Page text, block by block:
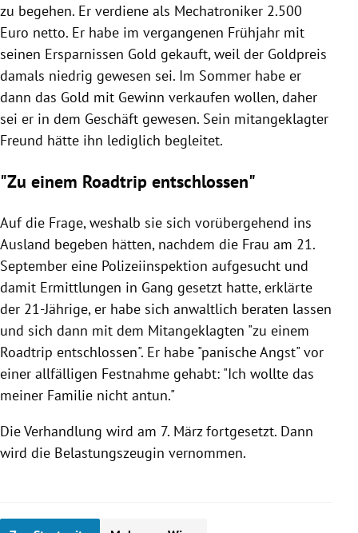
zu begehen. Er verdiene als Mechatroniker 2.500
Euro netto. Er habe im vergangenen Frühjahr mit
seinen Ersparnissen Gold gekauft, weil der Goldpreis
damals niedrig gewesen sei. Im Sommer habe er
dann das Gold mit Gewinn verkaufen wollen, daher
sei er in dem Geschäft gewesen. Sein mitangeklagter
Freund hätte ihn lediglich begleitet.
"Zu einem Roadtrip entschlossen"
Auf die Frage, weshalb sie sich vorübergehend ins
Ausland begeben hätten, nachdem die Frau am 21.
September eine Polizeiinspektion aufgesucht und
damit Ermittlungen in Gang gesetzt hatte, erklärte
der 21-Jährige, er habe sich anwaltlich beraten lassen
und sich dann mit dem Mitangeklagten "zu einem
Roadtrip entschlossen". Er habe "panische Angst" vor
einer allfälligen Festnahme gehabt: "Ich wollte das
meiner Familie nicht antun."
Die Verhandlung wird am 7. März fortgesetzt. Dann
wird die Belastungszeugin vernommen.